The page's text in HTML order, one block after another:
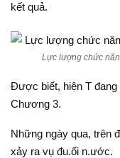
kết quả.
Lực lượng chức
Được biết, hiện T
Chương 3.
Những ngày qua, trên
xảy ra vụ đu.ối n.ước.